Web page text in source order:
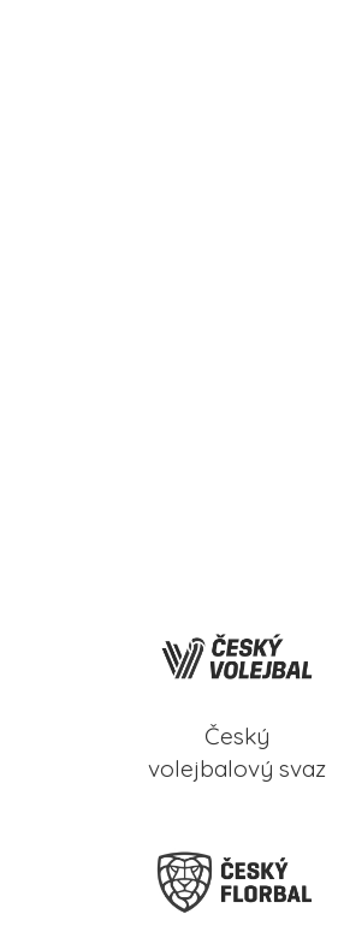
Český
volejbalový svaz